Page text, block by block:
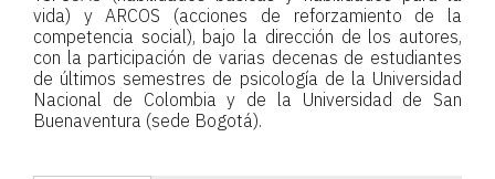
vida) y ARCOS (acciones de reforzamiento de la
competencia social), bajo la dirección de los autores,
con la participación de varias decenas de estudiantes
de últimos semestres de psicología de la Universidad
Nacional de Colombia y de la Universidad de San
Buenaventura (sede Bogotá).